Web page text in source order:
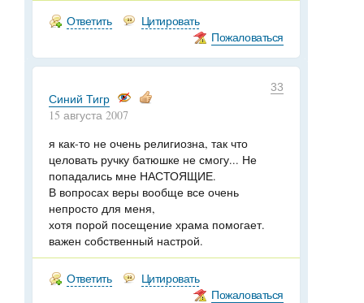
Ответить
Цитировать
Пожаловаться
33
Синий Тигр
15 августа 2007
я как-то не очень религиозна, так что
целовать ручку батюшке не смогу... Не
попадались мне НАСТОЯЩИЕ.
В вопросах веры вообще все очень
непросто для меня,
хотя порой посещение храма помогает.
важен собственный настрой.
Ответить
Цитировать
Пожаловаться